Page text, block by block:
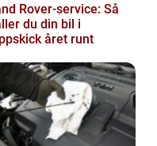
Rover-service: Så
du din bil i
året runt